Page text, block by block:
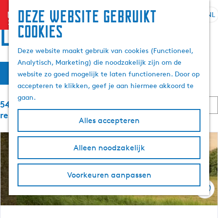
Deze website gebruikt
cookies
Deze website maakt gebruik van cookies (Functioneel,
Analytisch, Marketing) die noodzakelijk zijn om de
website zo goed mogelijk te laten functioneren. Door op
accepteren te klikken, geef je aan hiermee akkoord te
gaan.
Alles accepteren
Alleen noodzakelijk
Voorkeuren aanpassen
menu
G
a
n
a
a
r
e
o
e
e
e
S
r
a
l
H
u
i
d
NL
Locaties
a
t
z
o
e
k
Filter
r
t
e
e
r
o
p
:
5497 t/m 5520 van 6058
resultaten
S
o
t
e
e
r
o
p
: